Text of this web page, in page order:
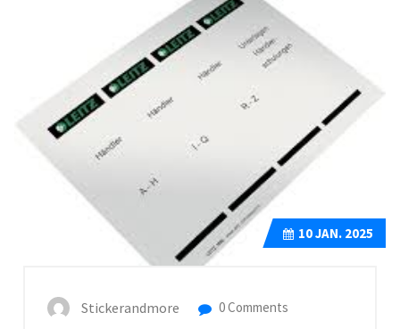
10JAN. 2025
Stickerandmore 0 Comments